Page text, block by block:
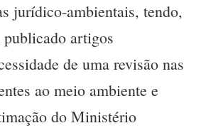
jurídico-ambientais, tendo,
artigos
de uma revisão nas
ao meio ambiente e
do Ministério